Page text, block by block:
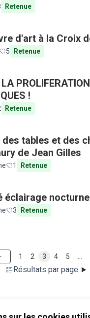
Retenue
d'art à la Croix
5 Retenue
!
Retenue
tables et des
de Jean Gilles
1 Retenue
éclairage nocturne
3 Retenue
Résultats par page :
1 2 3 4 5